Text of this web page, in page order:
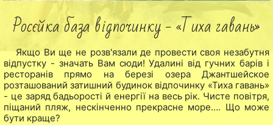
Росєйка база відпочинку - «Тиха гавань»
Якщо Ви ще не розв'язали де провести своя незабутня
відпустку - значать Вам сюди! Удалині від гучних барів і
ресторанів прямо на березі озера Джантшейское
розташований затишний будинок відпочинку «Тиха гавань»
- це заряд бадьорості й енергії на весь рік. Чисте повітря,
піщаний пляж, нескінченно прекрасне море…. Що може
бути краще?